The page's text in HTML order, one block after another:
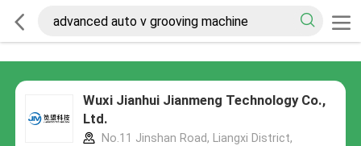
Wuxi Jianhui Jianmeng Technology Co.,
Ltd.
No.11 Jinshan Road, Liangxi District,